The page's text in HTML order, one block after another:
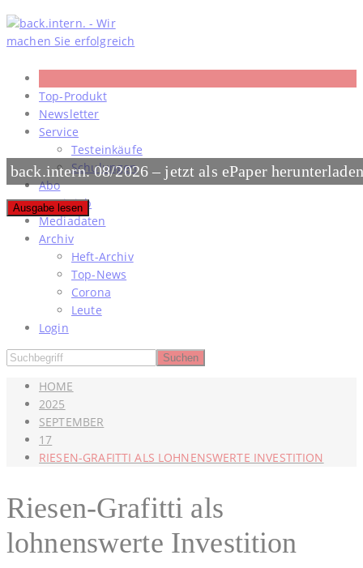
Skip
to
content
Top-Produkt
Newsletter
Service
Testeinkäufe
Schulungen
Abo
#meinjob
Mediadaten
Archiv
Heft-Archiv
Top-News
Corona
Leute
Login
HOME
2025
SEPTEMBER
17
RIESEN-GRAFITTI ALS LOHNENSWERTE INVESTITION
Riesen-Grafitti als
lohnenswerte Investition
back.intern. 08/2026 – jetzt als ePaper herunterladen
Ausgabe lesen